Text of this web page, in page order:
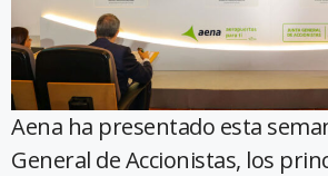
Aena ha presentado esta
General de Accionistas, los